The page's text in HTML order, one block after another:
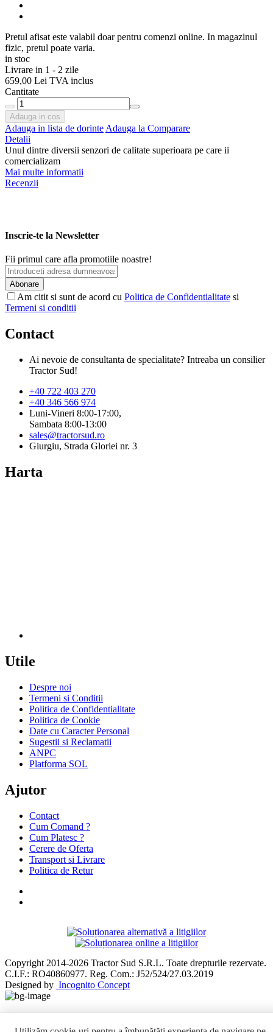
Pretul afisat este valabil doar pentru comenzi online. In magazinul
fizic, pretul poate varia.
in stoc
Livrare in 1 - 2 zile
659,00 Lei TVA inclus
Cantitate
Adauga in cos
Adauga in lista de dorinte Adauga la Comparare
Detalii
Unul dintre diversii senzori de calitate superioara pe care ii
comercializam
Mai multe informatii
Recenzii
Inscrie-te la Newsletter
Fii primul care afla promotiile noastre!
Abonare
Am citit si sunt de acord cu Politica de Confidentialitate si
Termeni si conditii
Contact
Ai nevoie de consultanta de specialitate? Intreaba un consilier
Tractor Sud!
+40 722 403 270
+40 346 566 974
Luni-Vineri 8:00-17:00,
Sambata 8:00-13:00
sales@tractorsud.ro
Giurgiu, Strada Gloriei nr. 3
Harta
Utile
Despre noi
Termeni si Conditii
Politica de Confidentialitate
Politica de Cookie
Date cu Caracter Personal
Sugestii si Reclamatii
ANPC
Platforma SOL
Ajutor
Contact
Cum Comand ?
Cum Platesc ?
Cerere de Oferta
Transport si Livrare
Politica de Retur
Copyright 2014-2026 Tractor Sud S.R.L. Toate drepturile rezervate.
C.I.F.: RO40860977. Reg. Com.: J52/524/27.03.2019
Designed by Incognito Concept